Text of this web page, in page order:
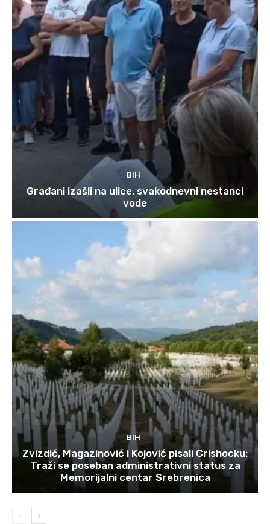
BIH
Građani izašli na ulice, svakodnevni nestanci
vode
BIH
Zvizdić, Magazinović i Kojović pisali Crishocku:
Traži se poseban administrativni status za
Memorijalni centar Srebrenica